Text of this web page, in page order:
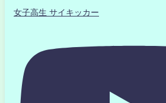
女子高生 サイキッカー